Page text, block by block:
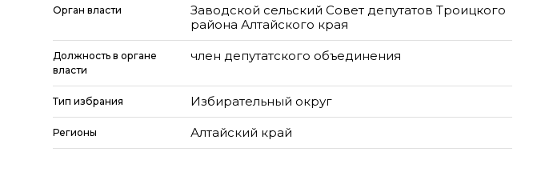
Орган власти
Заводской сельский Совет депутатов Троицкого
района Алтайского края
Должность в органе
власти
член депутатского объединения
Тип избрания Избирательный округ
Регионы Алтайский край